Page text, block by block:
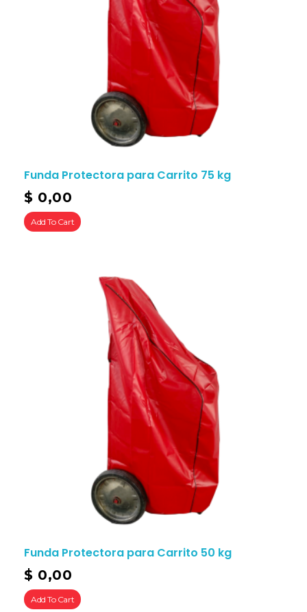
Funda Protectora para Carrito 75 kg
$ 0,00
Add To Cart
Funda Protectora para Carrito 50 kg
$ 0,00
Add To Cart